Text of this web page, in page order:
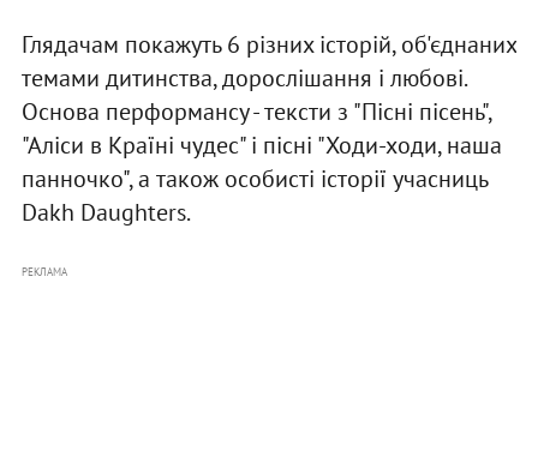
Глядачам покажуть 6 різних історій, об'єднаних
темами дитинства, дорослішання і любові.
Основа перформансу - тексти з "Пісні пісень",
"Аліси в Країні чудес" і пісні "Ходи-ходи, наша
панночко", а також особисті історії учасниць
Dakh Daughters.
РЕКЛАМА